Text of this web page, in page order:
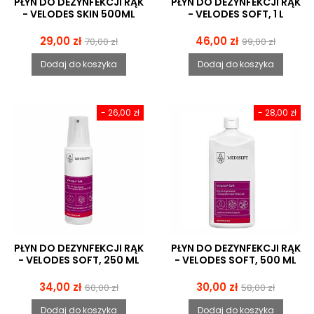
- VELODES SKIN 500ML
Cena
29,00 zł Cena
podstawowa
70,00 zł
Dodaj do koszyka
- VELODES SOFT, 1 L
Cena
46,00 zł Cena
podstawowa
99,00 zł
Dodaj do koszyka
- 26,00 zł
PŁYN DO DEZYNFEKCJI RĄK
- VELODES SOFT, 250 ML
Cena
34,00 zł Cena
podstawowa
60,00 zł
Dodaj do koszyka
- 28,00 zł
PŁYN DO DEZYNFEKCJI RĄK
- VELODES SOFT, 500 ML
Cena
30,00 zł Cena
podstawowa
58,00 zł
Dodaj do koszyka